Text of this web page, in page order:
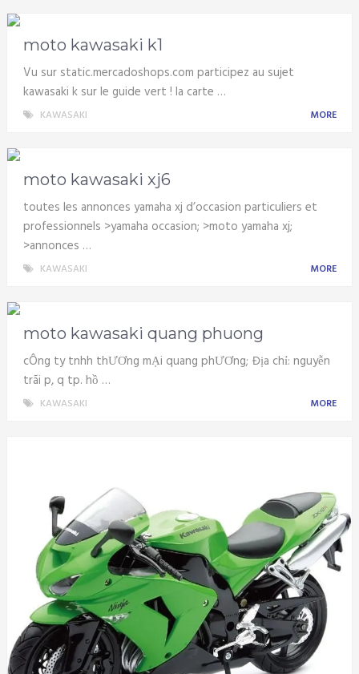
moto kawasaki k1
Vu sur static.mercadoshops.com participez au sujet
kawasaki k sur le guide vert ! la carte …
KAWASAKI MORE
moto kawasaki xj6
toutes les annonces yamaha xj d’occasion particuliers et
professionnels >yamaha occasion; >moto yamaha xj;
>annonces …
KAWASAKI MORE
moto kawasaki quang phuong
cÔng ty tnhh thƯƠng mẠi quang phƯƠng; Địa chỉ: nguyễn
trãi p, q tp. hồ …
KAWASAKI MORE